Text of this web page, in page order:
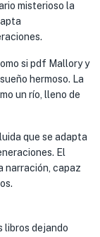
misterioso la
si pdf Mallory y
hermoso. La
un río, lleno de
que se adapta
El
narración, capaz
libros dejando